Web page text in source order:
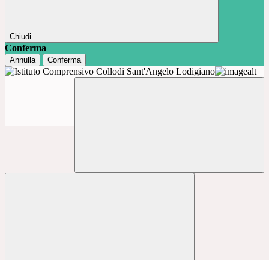
Chiudi
Conferma
Annulla Conferma